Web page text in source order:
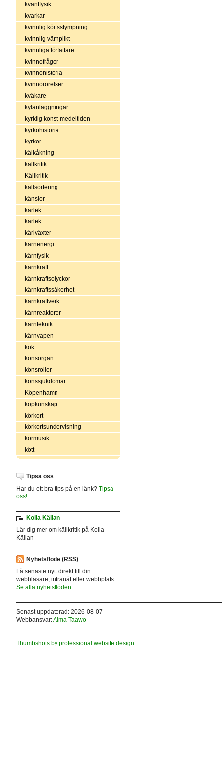
kvantfysik
kvarkar
kvinnlig könsstympning
kvinnlig värnplikt
kvinnliga författare
kvinnofrågor
kvinnohistoria
kvinnorörelser
kväkare
kylanläggningar
kyrklig konst-medeltiden
kyrkohistoria
kyrkor
kälkåkning
källkritik
Källkritik
källsortering
känslor
kärlek
kärlek
kärlväxter
kärnenergi
kärnfysik
kärnkraft
kärnkraftsolyckor
kärnkraftssäkerhet
kärnkraftverk
kärnreaktorer
kärnteknik
kärnvapen
kök
könsorgan
könsroller
könssjukdomar
Köpenhamn
köpkunskap
körkort
körkortsundervisning
körmusik
kött
Tipsa oss
Har du ett bra tips på en länk? Tipsa
oss!
Kolla Källan
Lär dig mer om källkritik på Kolla
Källan
Nyhetsflöde (RSS)
Få senaste nytt direkt till din
webbläsare, intranät eller webbplats.
Se alla nyhetsflöden.
Senast uppdaterad: 2026-08-07
Webbansvar:Alma Taawo
Thumbshots by professional website design